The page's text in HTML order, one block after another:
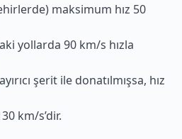
maksimum hız 50
yollarda 90 km/s hızla
şerit ile donatılmışsa, hız
km/s’dir.